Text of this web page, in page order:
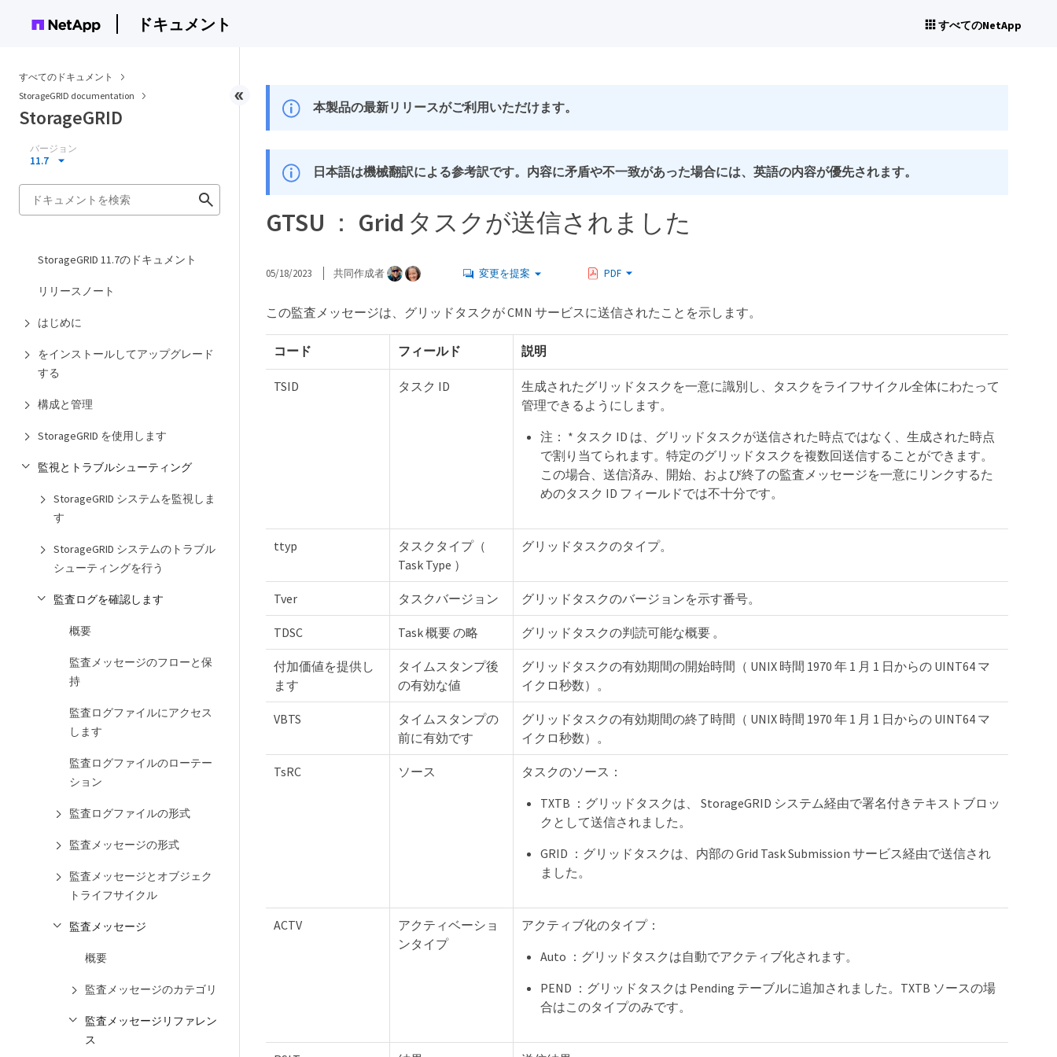
ドキュメント すべてのNetApp
すべてのドキュメント
StorageGRID documentation
StorageGRID
バージョン
11.7
StorageGRID 11.7のドキュメント
リリースノート
はじめに
をインストールしてアップグレード
する
構成と管理
StorageGRID を使用します
監視とトラブルシューティング
StorageGRID システムを監視しま
す
StorageGRID システムのトラブル
シューティングを行う
監査ログを確認します
概要
監査メッセージのフローと保
持
監査ログファイルにアクセス
します
監査ログファイルのローテー
ション
監査ログファイルの形式
監査メッセージの形式
監査メッセージとオブジェク
トライフサイクル
監査メッセージ
概要
監査メッセージのカテゴリ
監査メッセージリファレン
ス
本製品の最新リリースがご利用いただけます。
日本語は機械翻訳による参考訳です。内容に矛盾や不一致があった場合には、英語の内容が優先されます。
GTSU ： Grid タスクが送信されました
05/18/2023 共同作成者 変更を提案 PDF
この監査メッセージは、グリッドタスクが CMN サービスに送信されたことを示します。
コード フィールド 説明
TSID タスク ID
生成されたグリッドタスクを一意に識別し、タスクをライフサイクル全体にわたって
管理できるようにします。
注： * タスク ID は、グリッドタスクが送信された時点ではなく、生成された時点
で割り当てられます。特定のグリッドタスクを複数回送信することができます。
この場合、送信済み、開始、および終了の監査メッセージを一意にリンクするた
めのタスク ID フィールドでは不十分です。
ttyp
タスクタイプ（
Task Type ）
グリッドタスクのタイプ。
Tver タスクバージョン グリッドタスクのバージョンを示す番号。
TDSC Task 概要 の略 グリッドタスクの判読可能な概要 。
付加価値を提供し
ます
タイムスタンプ後
の有効な値
グリッドタスクの有効期間の開始時間（ UNIX 時間 1970 年 1 月 1 日からの UINT64 マ
イクロ秒数）。
VBTS
タイムスタンプの
前に有効です
グリッドタスクの有効期間の終了時間（ UNIX 時間 1970 年 1 月 1 日からの UINT64 マ
イクロ秒数）。
TsRC ソース
タスクのソース：
TXTB ：グリッドタスクは、 StorageGRID システム経由で署名付きテキストブロッ
クとして送信されました。
GRID ：グリッドタスクは、内部の Grid Task Submission サービス経由で送信され
ました。
ACTV
アクティベーショ
ンタイプ
アクティブ化のタイプ：
Auto ：グリッドタスクは自動でアクティブ化されます。
PEND ：グリッドタスクは Pending テーブルに追加されました。TXTB ソースの場
合はこのタイプのみです。